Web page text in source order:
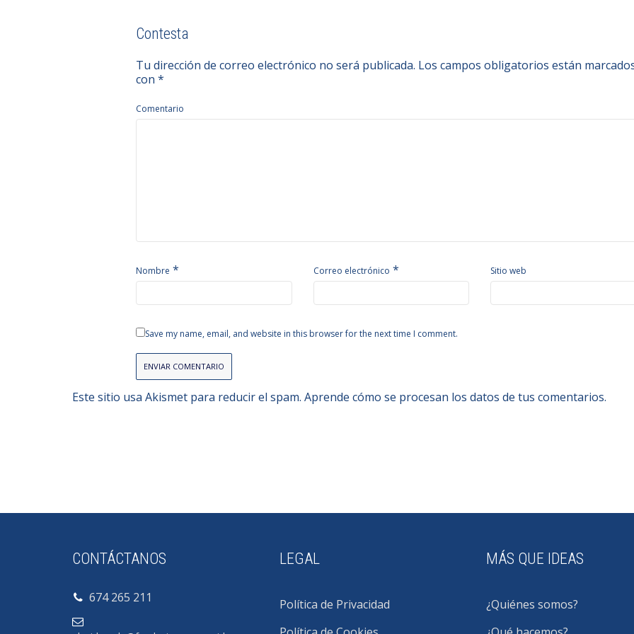
Contesta
Tu dirección de correo electrónico no será publicada. Los campos obligatorios están
con *
Comentario
Nombre * Correo electrónico * Sitio web
Save my name, email, and website in this browser for the next time I comment.
Este sitio usa Akismet para reducir el spam. Aprende cómo se procesan los datos de tus comentarios.
CONTÁCTANOS
674 265 211
LEGAL
Política de Privacidad
MÁS QUE IDEAS
¿Quiénes somos?